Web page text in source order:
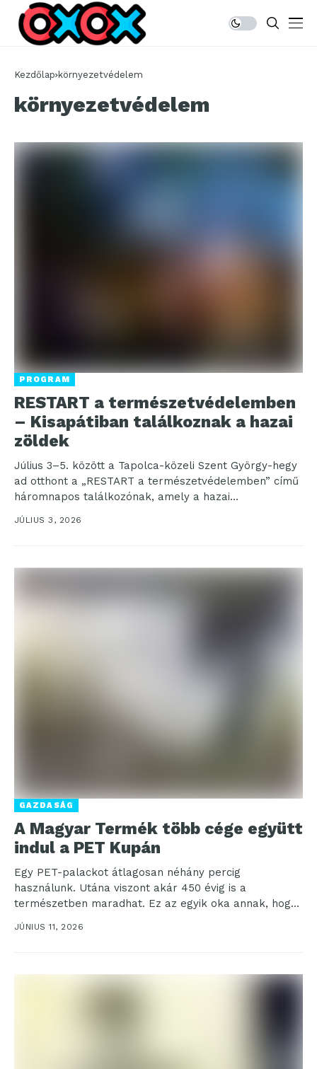
Kezdőlap környezetvédelem
környezetvédelem
PROGRAM
RESTART a természetvédelemben
– Kisapátiban találkoznak a hazai
zöldek
Július 3–5. között a Tapolca-közeli Szent György-hegy
ad otthont a „RESTART a természetvédelemben” című
háromnapos találkozónak, amely a hazai
természetvédelem és kulturális élet...
JÚLIUS 3, 2026
GAZDASÁG
A Magyar Termék több cége együtt
indul a PET Kupán
Egy PET-palackot átlagosan néhány percig
használunk. Utána viszont akár 450 évig is a
természetben maradhat. Ez az egyik oka annak, hogy
ma már...
JÚNIUS 11, 2026